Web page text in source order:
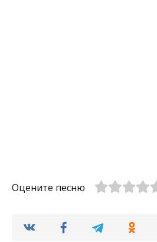
Оцените песню